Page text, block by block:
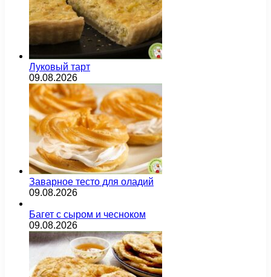
Луковый тарт
09.08.2026
Заварное тесто для оладий
09.08.2026
Багет с сыром и чесноком
09.08.2026